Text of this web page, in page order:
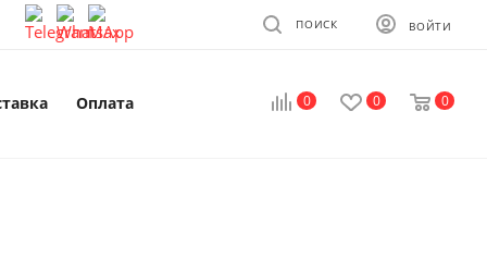
ВОЙТИ
ПОИСК
0 0 0
Оплата